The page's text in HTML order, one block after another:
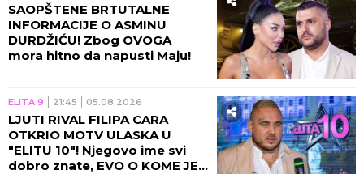
SAOPŠTENE BRTUTALNE
INFORMACIJE O ASMINU
DURDŽIĆU! Zbog OVOGA
mora hitno da napusti Maju!
ELITA 9 21:45 05.08.2026
LJUTI RIVAL FILIPA CARA
OTKRIO MOTV ULASKA U
"ELITU 10"! Njegovo ime svi
dobro znate, EVO O KOME JE